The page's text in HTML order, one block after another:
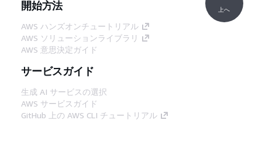
開始方法
AWS ハンズオンチュートリアル
AWS ソリューションライブラリ
AWS 意思決定ガイド
サービスガイド
生成 AI サービスの選択
AWS サービスガイド
GitHub 上の AWS CLI チュートリアル
上へ